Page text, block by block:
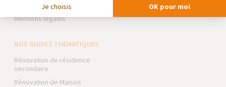
d’intervention
Mentions légales
Des travaux pour les pros ?
NOS GUIDES THÉMATIQUES
Rénovation de résidence
secondaire
Rénovation de Maison
Je choisis OK pour moi